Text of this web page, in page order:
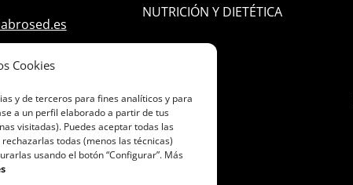
Cookies
y de terceros para fines analíticos y para
a un perfil elaborado a partir de tus
visitadas). Puedes aceptar todas las
todas (menos las técnicas)
usando el botón “Configurar”. Más
NUTRICIÓN Y DIETÉTICA